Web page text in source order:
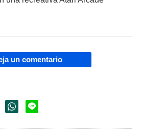
un comentario